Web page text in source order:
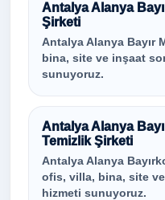
Antalya Alanya
Şirketi
Antalya Alanya Bayır
bina, site ve inşaat
sunuyoruz.
Antalya Alanya
Temizlik Şirketi
Antalya Alanya
ofis, villa, bina, site
hizmeti sunuyoruz.